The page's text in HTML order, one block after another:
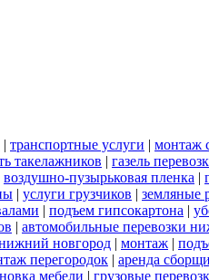
| транспортные услуги | монтаж
такелажников | газель
воздушно-пузырьковая пленка |
| услуги грузчиков | земляные
| подъем гипсокартона |
| автомобильные перевозки
новгород | монтаж |
перегородок | аренда
мебели | грузовые